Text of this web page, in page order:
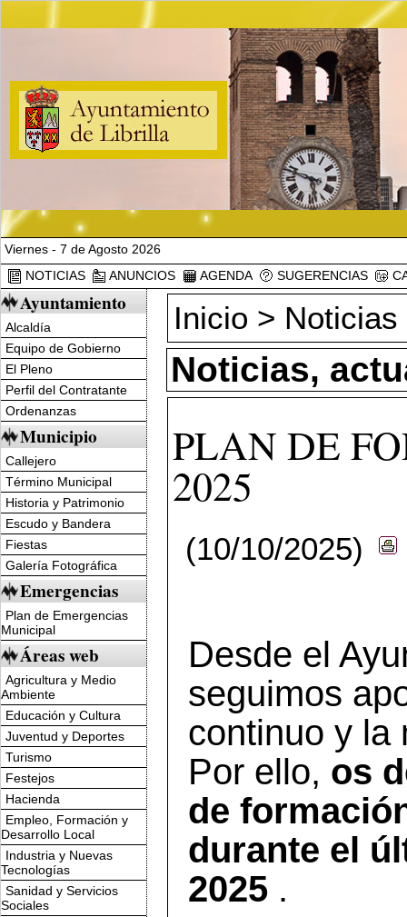
Viernes - 7 de Agosto 2026
NOTICIAS
ANUNCIOS AGENDA SUGERENCIAS
Ayuntamiento
Alcaldía
Equipo de Gobierno
El Pleno
Perfil del Contratante
Ordenanzas
Municipio
Callejero
Término Municipal
Historia y Patrimonio
Escudo y Bandera
Fiestas
Galería Fotográfica
Emergencias
Plan de Emergencias
Municipal
Áreas web
Agricultura y Medio
Ambiente
Educación y Cultura
Juventud y Deportes
Turismo
Festejos
Hacienda
Empleo, Formación y
Desarrollo Local
Industria y Nuevas
Tecnologías
Sanidad y Servicios
Sociales
Inicio > Noticias
Noticias,
PLAN DE
2025
(10/10/2025)
Desde el
seguimos
continuo y la
Por ello, os
de
durante el
2025 .